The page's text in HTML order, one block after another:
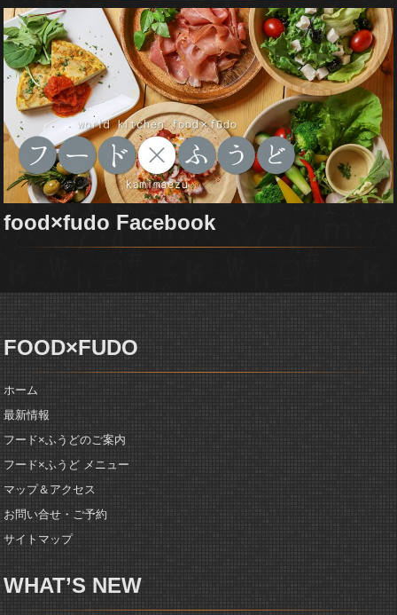
food×fudo Facebook
FOOD×FUDO
ホーム
最新情報
フード×ふうどのご案内
フード×ふうど メニュー
マップ＆アクセス
お問い合せ・ご予約
サイトマップ
WHAT’S NEW